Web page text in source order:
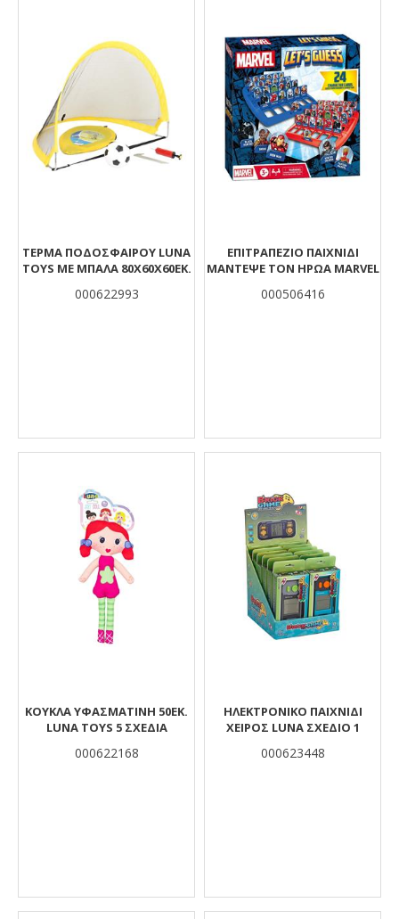
ΤΈΡΜΑ ΠΟΔΟΣΦΑΊΡΟΥ LUNA
TOYS ΜΕ ΜΠΆΛΑ 80X60X60ΕΚ.
000622993
ΕΠΙΤΡΑΠΕΖΙΟ ΠΑΙΧΝΙΔΙ
ΜΑΝΤΕΨΕ ΤΟΝ ΗΡΩΑ MARVEL
000506416
ΚΟΎΚΛΑ ΥΦΑΣΜΆΤΙΝΗ 50ΕΚ.
LUNA TOYS 5 ΣΧΈΔΙΑ
000622168
ΗΛΕΚΤΡΟΝΙΚΟ ΠΑΙΧΝΙΔΙ
ΧΕΙΡΟΣ LUNA ΣΧΕΔΙΟ 1
000623448